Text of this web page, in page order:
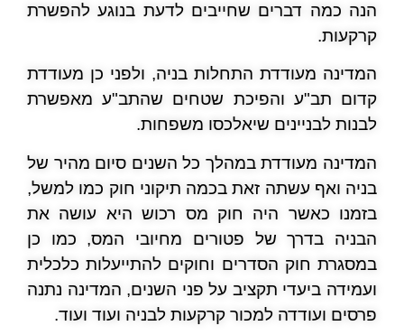
הנה כמה דברים שחייבים לדעת בנוגע להפשרת
קרקעות.
המדינה מעודדת התחלות בניה, ולפני כן מעודדת
קדום תב"ע והפיכת שטחים שהתב"ע מאפשרת
לבנות לבניינים שיאלכסו משפחות.
המדינה מעודדת במהלך כל השנים סיום מהיר של
בניה ואף עשתה זאת בכמה תיקוני חוק כמו למשל,
בזמנו כאשר היה חוק מס רכוש היא עושה את
הבניה בדרך של פטורים מחיובי המס, כמו כן
במסגרת חוק הסדרים וחוקים להתייעלות כלכלית
ועמידה ביעדי תקציב על פני השנים, המדינה נתנה
פרסים ועודדה למכור קרקעות לבניה ועוד ועוד.